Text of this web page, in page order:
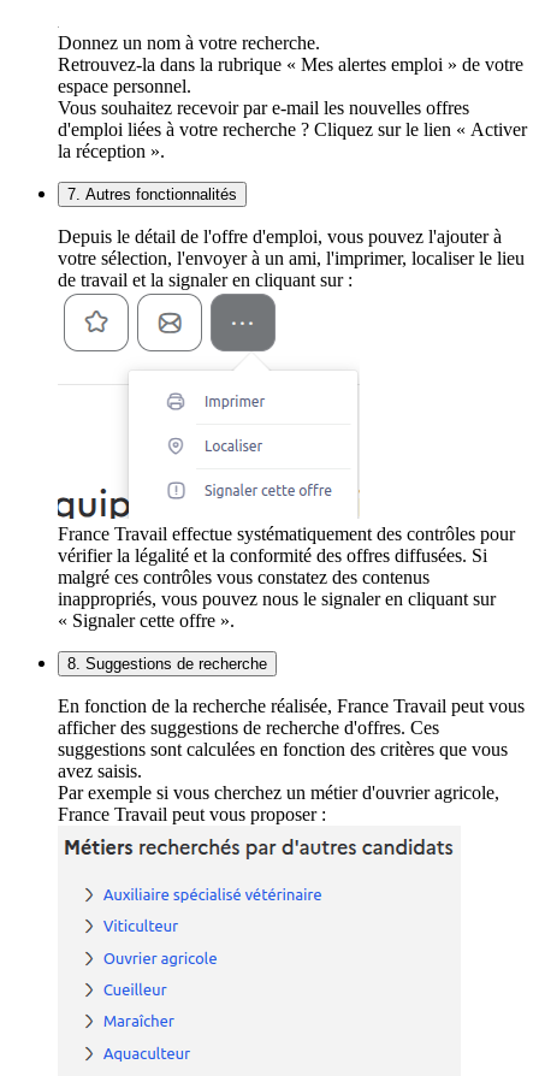
Donnez un nom à votre recherche.
Retrouvez-la dans la rubrique « Mes alertes emploi » de votre
espace personnel.
Vous souhaitez recevoir par e-mail les nouvelles offres
d'emploi liées à votre recherche ? Cliquez sur le lien « Activer
la réception ».
7. Autres fonctionnalités
Depuis le détail de l'offre d'emploi, vous pouvez l'ajouter à
votre sélection, l'envoyer à un ami, l'imprimer, localiser le lieu
de travail et la signaler en cliquant sur :
France Travail effectue systématiquement des contrôles pour
vérifier la légalité et la conformité des offres diffusées. Si
malgré ces contrôles vous constatez des contenus
inappropriés, vous pouvez nous le signaler en cliquant sur
« Signaler cette offre ».
8. Suggestions de recherche
En fonction de la recherche réalisée, France Travail peut vous
afficher des suggestions de recherche d'offres. Ces
suggestions sont calculées en fonction des critères que vous
avez saisis.
Par exemple si vous cherchez un métier d'ouvrier agricole,
France Travail peut vous proposer :